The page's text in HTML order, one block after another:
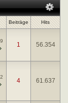
Beiträge Hits
1 56.354
4 61.637